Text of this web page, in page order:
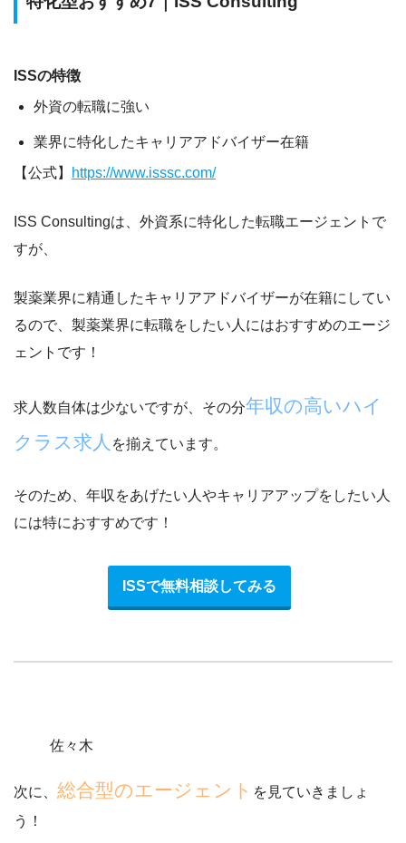
ISSの特徴
外資の転職に強い
業界に特化したキャリアアドバイザー在籍
【公式】
https://www.isssc.com/
ISS Consultingは、外資系に特化した転職エージェントで
すが、
製薬業界に精通したキャリアアドバイザーが在籍にしてい
るので、製薬業界に転職をしたい人にはおすすめのエージ
ェントです！
求人数自体は少ないですが、その分年収の高いハイ
クラス求人 を揃えています。
そのため、年収をあげたい人やキャリアアップをしたい人
には特におすすめです！
ISSで無料相談してみる
佐々木
次に、 総合型のエージェント を見ていきましょ
う！